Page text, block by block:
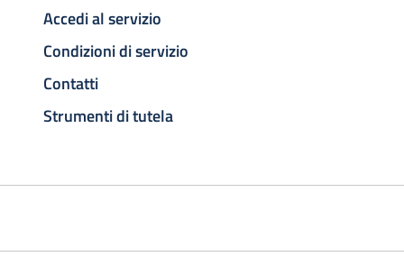
Accedi al servizio
Condizioni di servizio
Contatti
Strumenti di tutela